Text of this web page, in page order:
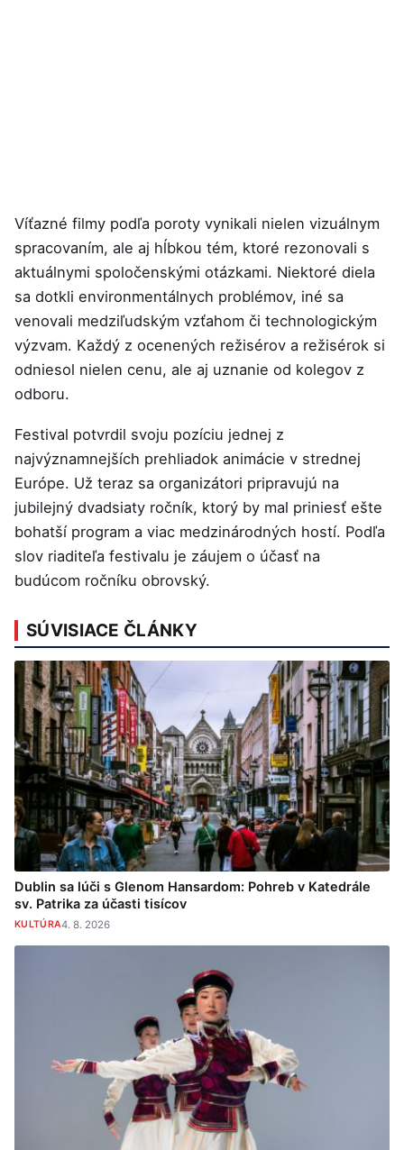
Víťazné filmy podľa poroty vynikali nielen vizuálnym
spracovaním, ale aj hĺbkou tém, ktoré rezonovali s
aktuálnymi spoločenskými otázkami. Niektoré diela
sa dotkli environmentálnych problémov, iné sa
venovali medziľudským vzťahom či technologickým
výzvam. Každý z ocenených režisérov a režisérok si
odniesol nielen cenu, ale aj uznanie od kolegov z
odboru.
Festival potvrdil svoju pozíciu jednej z
najvýznamnejších prehliadok animácie v strednej
Európe. Už teraz sa organizátori pripravujú na
jubilejný dvadsiaty ročník, ktorý by mal priniesť ešte
bohatší program a viac medzinárodných hostí. Podľa
slov riaditeľa festivalu je záujem o účasť na
budúcom ročníku obrovský.
SÚVISIACE ČLÁNKY
Dublin sa lúči s Glenom Hansardom: Pohreb v Katedrále
sv. Patrika za účasti tisícov
KULTÚRA4. 8. 2026